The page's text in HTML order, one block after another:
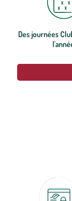
Des journées